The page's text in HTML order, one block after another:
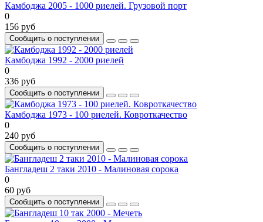
Камбоджа 2005 - 1000 риелей. Грузовой порт
0
156 руб
Сообщить о поступлении
Камбоджа 1992 - 2000 риелей
0
336 руб
Сообщить о поступлении
Камбоджа 1973 - 100 риелей. Ковроткачество
0
240 руб
Сообщить о поступлении
Бангладеш 2 таки 2010 - Малиновая сорока
0
60 руб
Сообщить о поступлении